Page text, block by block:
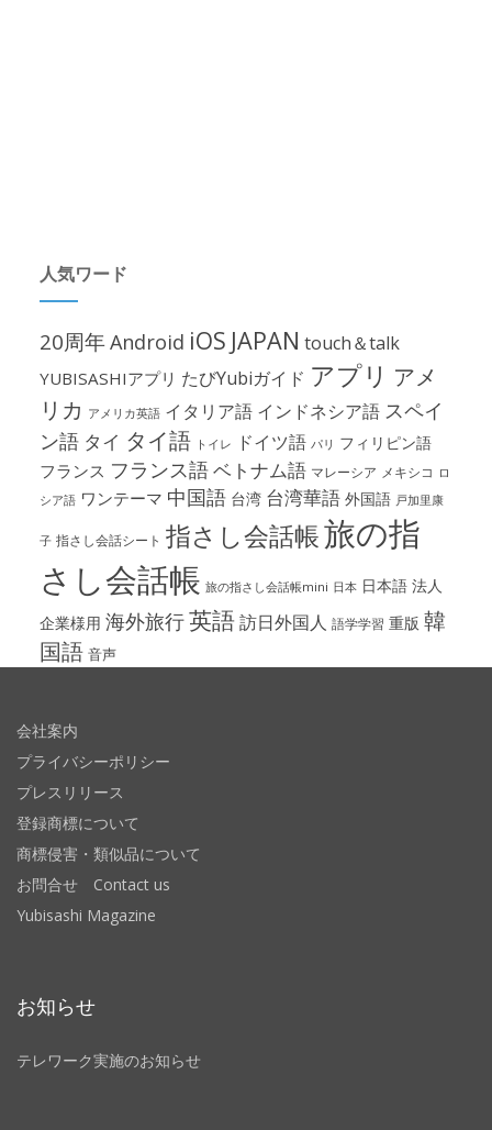
人気ワード
20周年Android iOS JAPAN touch＆talk
YUBISASHIアプリ たびYubiガイド アプリ アメ
リカ アメリカ英語 イタリア語 インドネシア語 スペイ
ン語 タイ タイ語 トイレ ドイツ語 パリ フィリピン語
フランス フランス語ベトナム語 マレーシア メキシコ ロ
シア語 ワンテーマ 中国語 台湾 台湾華語 外国語 戸加里康
子 指さし会話シート 指さし会話帳旅の指
さし会話帳 旅の指さし会話帳mini 日本 日本語 法人
企業様用 海外旅行英語訪日外国人 語学学習 重版 韓
国語 音声
会社案内
プライバシーポリシー
プレスリリース
登録商標について
商標侵害・類似品について
お問合せ Contact us
Yubisashi Magazine
お知らせ
テレワーク実施のお知らせ